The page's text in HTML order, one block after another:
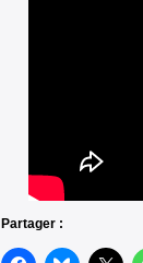
Partager :